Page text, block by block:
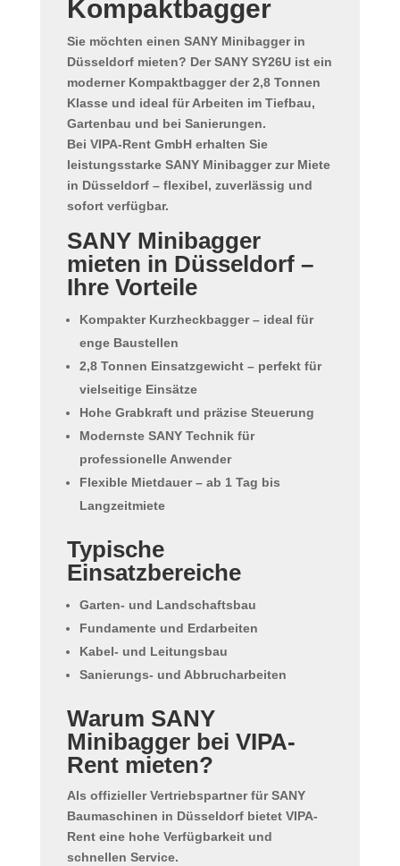
Kompaktbagger
Sie möchten einen SANY Minibagger in
Düsseldorf mieten? DerSANY SY26Uist ein
moderner Kompaktbagger der 2,8 Tonnen
Klasse und ideal für Arbeiten im Tiefbau,
Gartenbau und bei Sanierungen.
Bei VIPA-Rent GmbHerhalten Sie
leistungsstarke SANY Minibagger zur Miete
in Düsseldorf– flexibel, zuverlässig und
sofort verfügbar.
SANY Minibagger
mieten in Düsseldorf –
Ihre Vorteile
Kompakter Kurzheckbagger – ideal für
enge Baustellen
2,8 Tonnen Einsatzgewicht – perfekt für
vielseitige Einsätze
Hohe Grabkraft und präzise Steuerung
Modernste SANY Technik für
professionelle Anwender
Flexible Mietdauer – ab 1 Tag bis
Langzeitmiete
Typische
Einsatzbereiche
Garten- und Landschaftsbau
Fundamente und Erdarbeiten
Kabel- und Leitungsbau
Sanierungs- und Abbrucharbeiten
Warum SANY
Minibagger bei VIPA-
Rent mieten?
Als offizieller Vertriebspartner für SANY
Baumaschinen in Düsseldorf bietet VIPA-
Rent eine hohe Verfügbarkeit und
schnellen Service.